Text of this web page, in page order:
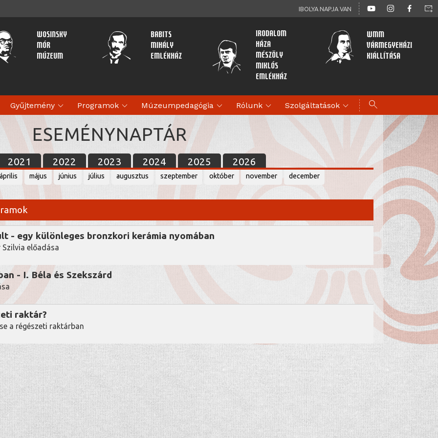
IBOLYA NAPJA VAN forward_to_inbox
Wosinsky
Mór
Múzeum
Babits
Mihály
Emlékház
Irodalom
Háza
Mészöly
Miklós
Emlékház
WMM
Vármegyeházi
kiállítása
Gyűjtemény expand_more Programok expand_more Múzeumpedagógia expand_more Rólunk expand_more Szolgáltatások expand_more search
ESEMÉNYNAPTÁR
2021 2022 2023 2024 2025 2026
április május június július augusztus szeptember október november december
- egy különleges bronzkori kerámia nyomában
előadása
- I. Béla és Szekszárd
raktár?
a régészeti raktárban
history AKTUÁLIS
2026. AUGUSZTUS
S-KERESZTVASSAL ELLÁTOTT KARD A KÖZÉPKORI
PÁRIBÓL
2026. JÚLIUS
A VÖRÖSKERESZT EGYLET ELISMERŐ OKLEVELE
IFJ. STOCKINGER REZSŐNÉ RÉSZÉRE
TITKARSAG@WOMM.HU
+36 74 316 222
H-7100 SZEKSZÁRD,
SZENT ISTVÁN TÉR 26.